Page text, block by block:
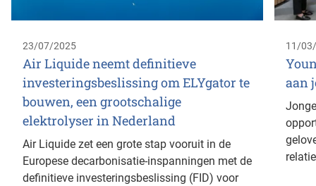
23/07/2025
Air Liquide neemt definitieve
investeringsbeslissing om ELYgator te
bouwen, een grootschalige
elektrolyser in Nederland
Air Liquide zet een grote stap vooruit in de
Europese decarbonisatie-inspanningen met de
definitieve investeringsbeslissing (FID) voor
11/
aan